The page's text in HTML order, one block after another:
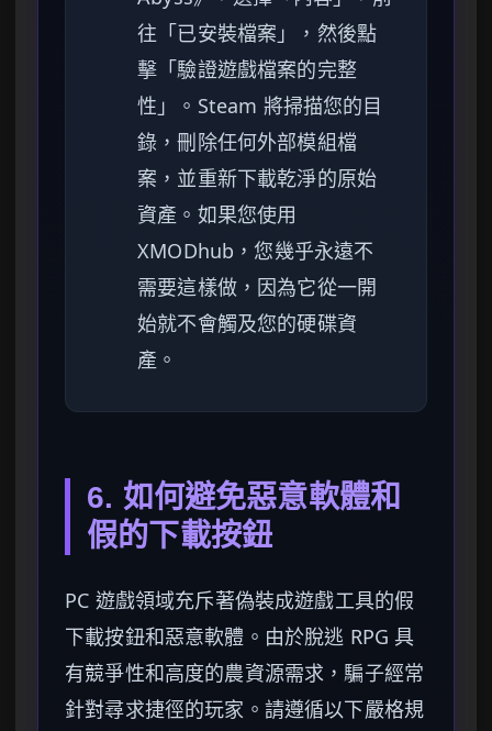
往「已安裝檔案」，然後點
擊「驗證遊戲檔案的完整
性」。Steam 將掃描您的目
錄，刪除任何外部模組檔
案，並重新下載乾淨的原始
資產。如果您使用
XMODhub，您幾乎永遠不
需要這樣做，因為它從一開
始就不會觸及您的硬碟資
產。
6. 如何避免惡意軟體和
假的下載按鈕
PC 遊戲領域充斥著偽裝成遊戲工具的假
下載按鈕和惡意軟體。由於脫逃 RPG 具
有競爭性和高度的農資源需求，騙子經常
針對尋求捷徑的玩家。請遵循以下嚴格規